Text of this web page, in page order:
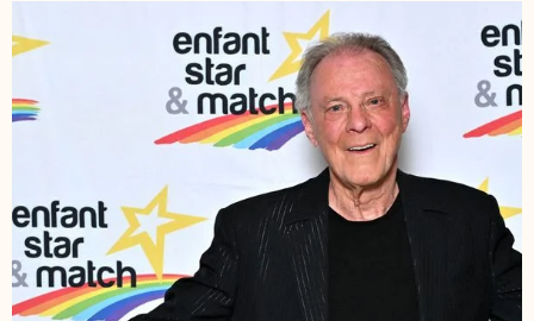
crématorium de Saint-
Fargeau-Ponthierry,
France, le 12 mars
2025. © Bestimage
dernier a donné
quelques détails sur
l'opus. Herbert
Léonard et sa femme
Cléo (Chantal
Rousselot) - Avant-
première du film "Les
dents, pipi et au lit" au
cinéma UGC Ciné Cité
Les Halles à Paris,
France, le 27 mars
2018. ©